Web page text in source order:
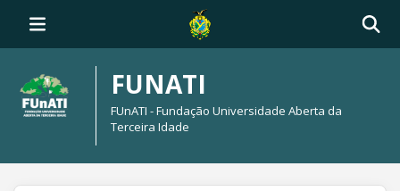
FUNATI
FUnATI - Fundação Universidade Aberta da
Terceira Idade